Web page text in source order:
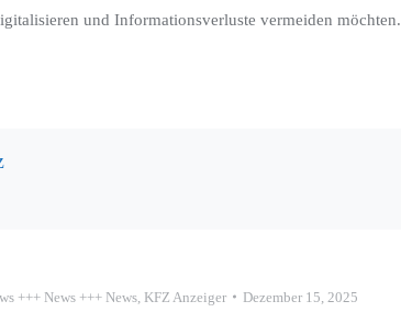
und Informationsverluste vermeiden möchten.
+++ News +++ News, KFZ Anzeiger Dezember 15, 2025